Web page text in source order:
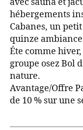
hébergements
Cabanes, un
quinze
Éte comme
groupe osez Bol
nature.
Avantage/Offre
de 10 % sur une